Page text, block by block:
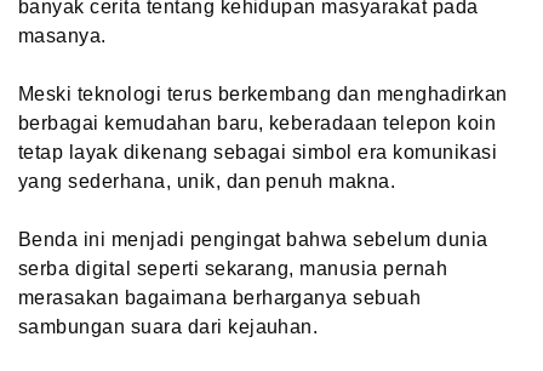
banyak cerita tentang kehidupan masyarakat pada
masanya.
Meski teknologi terus berkembang dan menghadirkan
berbagai kemudahan baru, keberadaan telepon koin
tetap layak dikenang sebagai simbol era komunikasi
yang sederhana, unik, dan penuh makna.
Benda ini menjadi pengingat bahwa sebelum dunia
serba digital seperti sekarang, manusia pernah
merasakan bagaimana berharganya sebuah
sambungan suara dari kejauhan.